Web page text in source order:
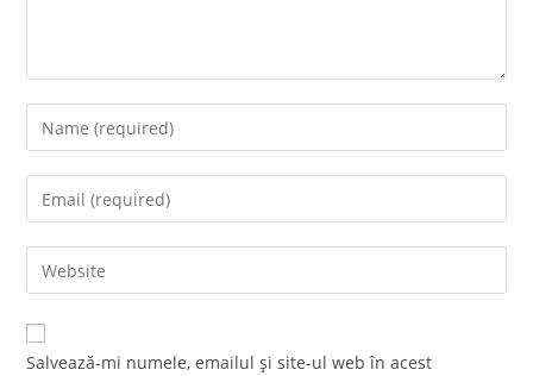
Enter
your
name
comment
Enter
your
email
address
comment
Enter
your
website
URL
Salvează-mi numele, emailul și site-ul web în acest